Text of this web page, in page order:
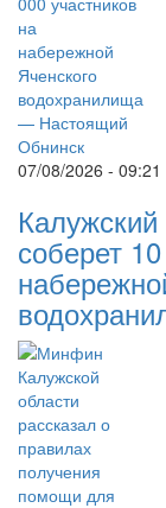
07/08/2026 - 09:21
соберет